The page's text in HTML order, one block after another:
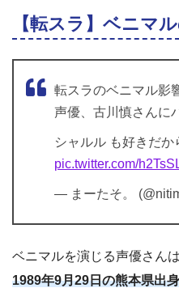
【転スラ】ベニマ
転スラのベニマル影
声優、古川慎さんに
シャルル も好きだ
pic.twitter.com/
— まーたそ。
ベニマルを演じる声優さんは
1989年9月29日の熊本県出身